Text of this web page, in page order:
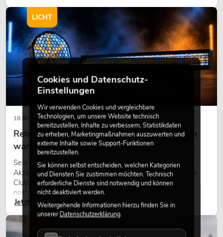
modernen Raumkonzept.
18.06.2026
Retro-Licht im modernen Lichtdesign: Warum
warmes Licht wieder wirkt
Sehr warmes Licht, sichtbare Leuchtflächen und farbige
Akzente prägen viele aktuelle Lichtdesigns auf Bühnen, in
Clubs und bei Events. Retro-Licht ist dabei kein rein
nostalgischer Effekt, sondern ein bewusst eingesetztes
Gestaltungsmittel: Es schafft Atmosphäre, gibt Szenen
Charakter und kann technische LED-Setups emotionaler
wirken lassen.
Jetzt lesen
LICHT
Cookies und Datenschutz-
Einstellungen
Wir verwenden Cookies und vergleichbare
Technologien, um unsere Website technisch
bereitzustellen, Inhalte zu verbessern, Statistikdaten
zu erheben, Marketingmaßnahmen auszuwerten und
externe Inhalte sowie Support-Funktionen
bereitzustellen.
Sie können selbst entscheiden, welchen Kategorien
und Diensten Sie zustimmen möchten. Technisch
erforderliche Dienste sind notwendig und können
nicht deaktiviert werden.
Weitergehende Informationen hierzu finden Sie in
unsererDatenschutzerklärung.